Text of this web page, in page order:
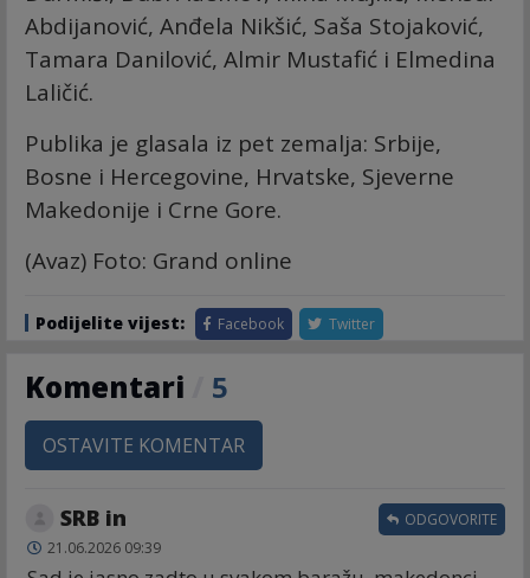
Abdijanović, Anđela Nikšić, Saša Stojaković,
Tamara Danilović, Almir Mustafić i Elmedina
Laličić.
Publika je glasala iz pet zemalja: Srbije,
Bosne i Hercegovine, Hrvatske, Sjeverne
Makedonije i Crne Gore.
(Avaz) Foto: Grand online
Podijelite vijest: Facebook Twitter
Komentari 5
OSTAVITE KOMENTAR
SRB in
21.06.2026 09:39
ODGOVORITE